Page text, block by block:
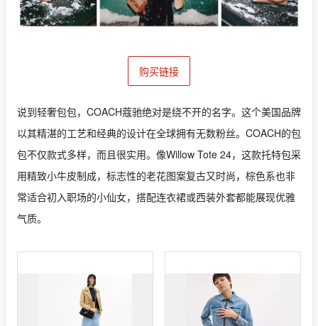
购买链接
说到轻奢包包，COACH蔻驰绝对是绕不开的名字。这个美国品牌
以其精湛的工艺和经典的设计在全球拥有无数粉丝。COACH的包
包不仅款式多样，而且很实用。像Willow Tote 24，这款托特包采
用精致小牛皮制成，标志性的老花图案复古又时尚，棕色系也非
常适合初入职场的小仙女，搭配连衣裙或西装外套都能展现优雅
气质。